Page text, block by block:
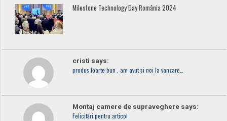
Milestone Technology Day România 2024
cristi says:
produs foarte bun , am avut si noi la vanzare…
Montaj camere de supraveghere says:
Felicitări pentru articol